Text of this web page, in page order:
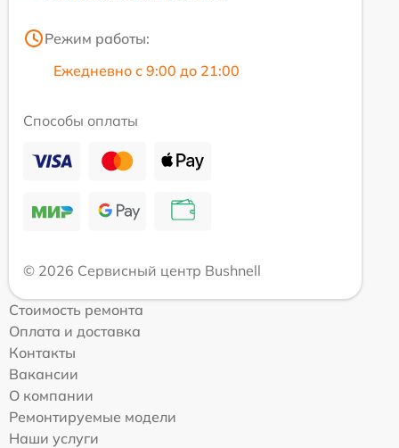
Режим работы:
Ежедневно с 9:00 до 21:00
Способы оплаты
© 2026 Сервисный центр Bushnell
Стоимость ремонта
Оплата и доставка
Контакты
Вакансии
О компании
Ремонтируемые модели
Наши услуги